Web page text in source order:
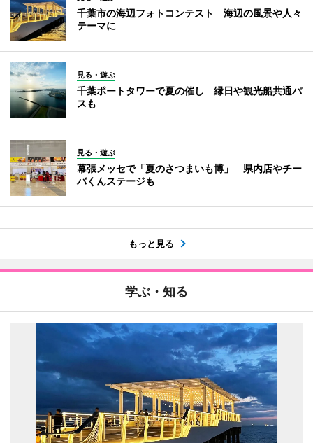
千葉市の海辺フォトコンテスト 海辺の風景や人々
テーマに
見る・遊ぶ
千葉ポートタワーで夏の催し 縁日や観光船共通パ
スも
見る・遊ぶ
幕張メッセで「夏のさつまいも博」 県内店やチー
バくんステージも
もっと見る
学ぶ・知る